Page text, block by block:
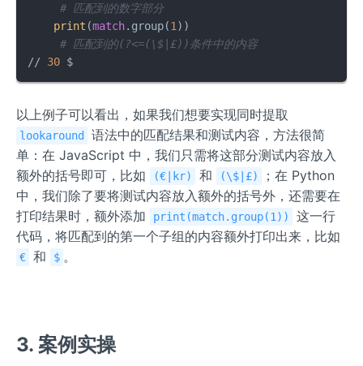
# 匹配到的数字部分
print (match.group(1 ))
# 匹配到的(?<=(\$|£))条件中的内容
// 30 $
以上例子可以看出，如果我们想要实现同时提取
lookaround
语法中的匹配结果和测试内容，方法很简
单：在 JavaScript 中，我们只需将这部分测试内容放入
额外的括号即可，比如
(€|kr) 和 (\$|£)
；在 Python
中，我们除了要将测试内容放入额外的括号外，还需要在
打印结果时，额外添加
print(match.group(1))
这一行
代码，将匹配到的第一个子组的内容额外打印出来，比如
€ 和 $ 。
3. 案例实操